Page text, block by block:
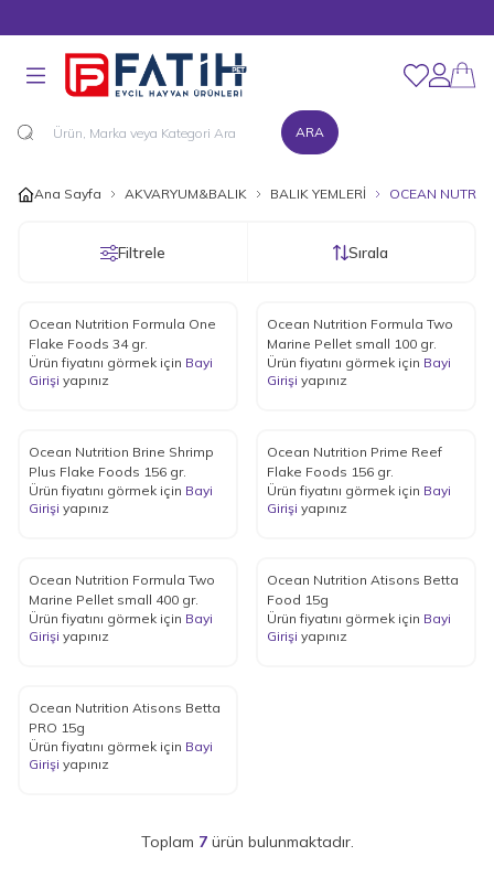
ARA
Hesabım
Favorilerim
Ana Sayfa AKVARYUM&BALIK BALIK YEMLERİ OCEAN
Filtrele Sırala
Ocean Nutrition Formula One
Flake Foods 34 gr.
Ürün fiyatını görmek için Bayi
Girişi yapınız
Ocean Nutrition Formula Two
Marine Pellet small 100 gr.
Ürün fiyatını görmek için Bayi
Girişi yapınız
Ocean Nutrition Brine Shrimp
Plus Flake Foods 156 gr.
Ürün fiyatını görmek için Bayi
Girişi yapınız
Ocean Nutrition Prime Reef
Flake Foods 156 gr.
Ürün fiyatını görmek için Bayi
Girişi yapınız
Ocean Nutrition Formula Two
Marine Pellet small 400 gr.
Ürün fiyatını görmek için Bayi
Girişi yapınız
Ocean Nutrition Atisons Betta
Food 15g
Ürün fiyatını görmek için Bayi
Girişi yapınız
Ocean Nutrition Atisons Betta
PRO 15g
Ürün fiyatını görmek için Bayi
Girişi yapınız
Toplam 7ürün bulunmaktadır.